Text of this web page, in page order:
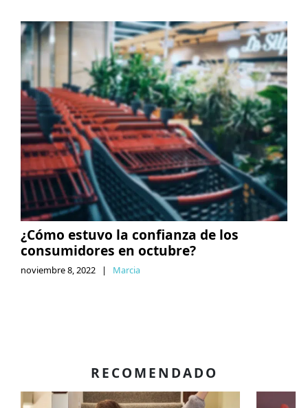
¿Cómo estuvo la confianza de los
consumidores en octubre?
noviembre 8, 2022 | Marcia
RECOMENDADO